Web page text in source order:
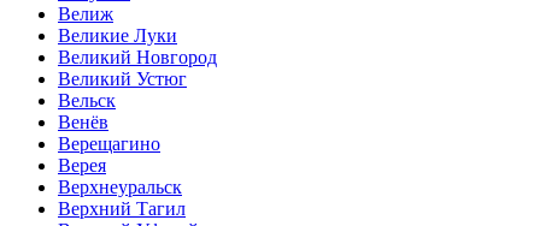
Велиж
Великие Луки
Великий Новгород
Великий Устюг
Вельск
Венёв
Верещагино
Верея
Верхнеуральск
Верхний Тагил